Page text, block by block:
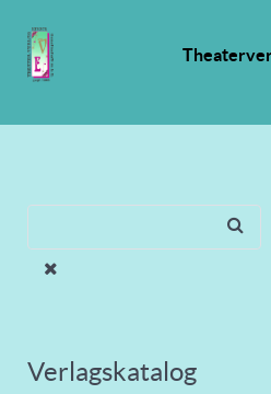
Verlagskatalog